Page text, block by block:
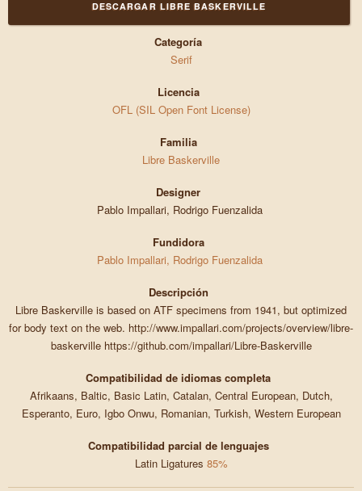
DESCARGAR LIBRE BASKERVILLE
Categoría
Serif
Licencia
OFL (SIL Open Font License)
Familia
Libre Baskerville
Designer
Pablo Impallari, Rodrigo Fuenzalida
Fundidora
Pablo Impallari, Rodrigo Fuenzalida
Descripción
Libre Baskerville is based on ATF specimens from 1941, but optimized
for body text on the web. http://www.impallari.com/projects/overview/libre-
baskerville https://github.com/impallari/Libre-Baskerville
Compatibilidad de idiomas completa
Afrikaans, Baltic, Basic Latin, Catalan, Central European, Dutch,
Esperanto, Euro, Igbo Onwu, Romanian, Turkish, Western European
Compatibilidad parcial de lenguajes
Latin Ligatures 85%